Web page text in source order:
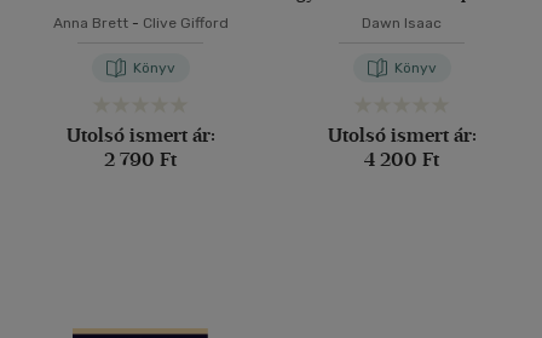
Anna Brett- Clive Gifford
Könyv
Utolsó ismert ár:
2 790 Ft
Dawn Isaac
Könyv
Utolsó ismert ár:
4 200 Ft